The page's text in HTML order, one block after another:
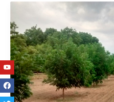
Youtube
Facebook
Twitter
Linkedin
Instagram